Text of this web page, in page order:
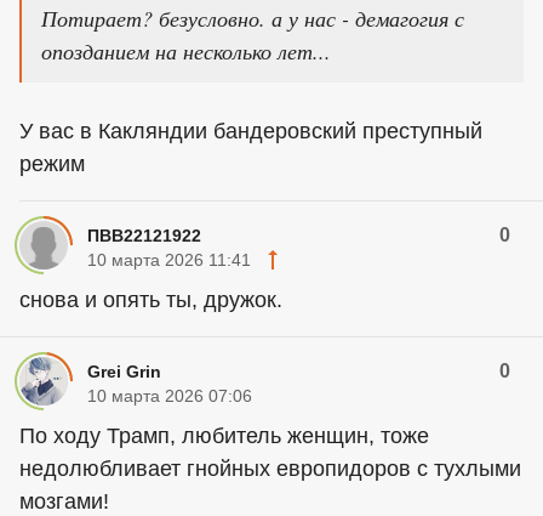
Потирает? безусловно. а у нас - демагогия с
опозданием на несколько лет...
У вас в Какляндии бандеровский преступный
режим
ПВВ22121922 0
10 марта 2026 11:41
снова и опять ты, дружок.
Grei Grin 0
10 марта 2026 07:06
По ходу Трамп, любитель женщин, тоже
недолюбливает гнойных европидоров с тухлыми
мозгами!